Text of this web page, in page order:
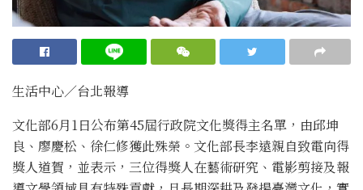
生活中心／台北報導
文化部6月1日公布第45屆行政院文化獎得主名單，由邱坤
良、廖慶松、徐仁修獲此殊榮。文化部長李遠親自致電向得
獎人道賀，並表示，三位得獎人在藝術研究、電影剪接及報